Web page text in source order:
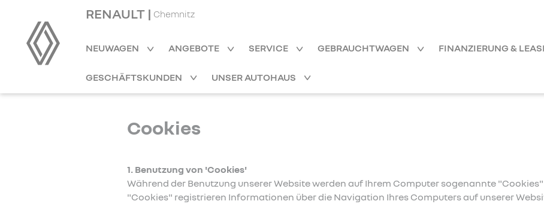
RENAULT | Chemnitz
NEUWAGEN ANGEBOTE SERVICE GEBRAUCHTWAGEN FINANZIERUNG &
GESCHÄFTSKUNDEN UNSER AUTOHAUS
Cookies
1. Benutzung von 'Cookies'
Während der Benutzung unserer Website werden auf Ihrem Computer sogenannte
"Cookies" registrieren Informationen über die Navigation Ihres Computers auf unserer